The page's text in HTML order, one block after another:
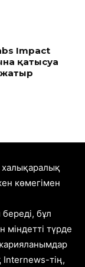
Impact
қатысуға
жатыр
көмегімен
бұл
міндетті түрде
Internews-тің,